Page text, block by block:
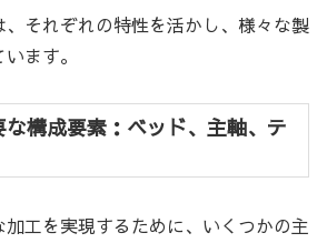
、それぞれの特性を活かし、様々な製
ます。
構成要素：ベッド、主軸、テ
工を実現するために、いくつかの主